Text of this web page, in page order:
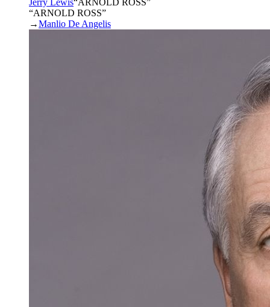
“ARNOLD ROSS”
→Manlio De Angelis